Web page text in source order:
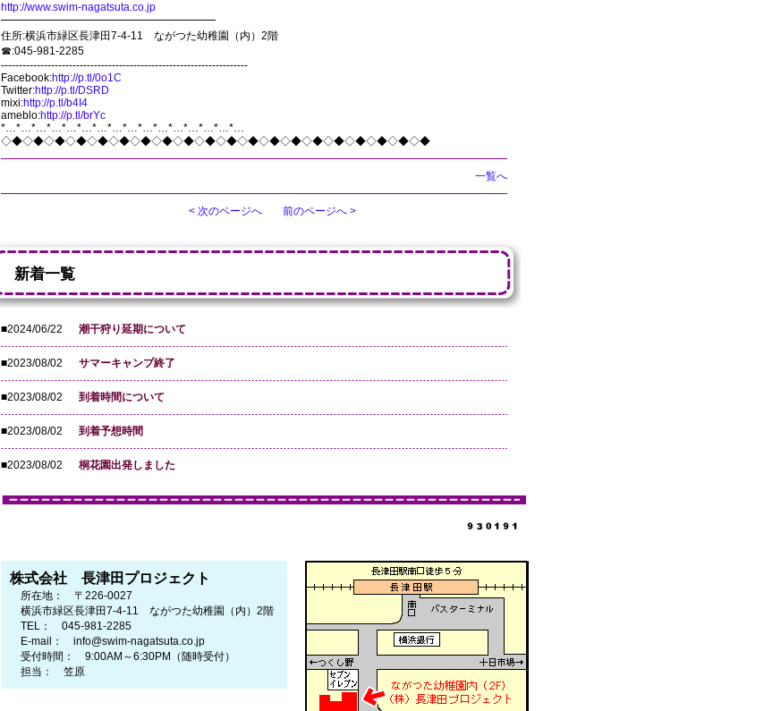
http://www.swim-nagatsuta.co.jp
━━━━━━━━━━━━━━━━━━━━
住所:横浜市緑区長津田7-4-11 ながつた幼稚園（内）2階
☎:045-981-2285
---------------------------------------------------------------------
Facebook:http://p.tl/0o1C
Twitter:http://p.tl/DSRD
mixi:http://p.tl/b4I4
ameblo:http://p.tl/brYc
*…*…*…*…*…*…*…*…*…*…*…*…*…*…*…*…
◇◆◇◆◇◆◇◆◇◆◇◆◇◆◇◆◇◆◇◆◇◆◇◆◇◆◇◆◇◆◇◆◇◆◇◆◇◆◇◆
一覧へ
< 次のページへ 前のページへ >
新着一覧
■2024/06/22 潮干狩り延期について
■2023/08/02 サマーキャンプ終了
■2023/08/02 到着時間について
■2023/08/02 到着予想時間
■2023/08/02 桐花園出発しました
株式会社 長津田プロジェクト
所在地： 〒226-0027
横浜市緑区長津田7-4-11 ながつた幼稚園（内）2階
TEL： 045-981-2285
E-mail： info@swim-nagatsuta.co.jp
受付時間： 9:00AM～6:30PM（随時受付）
担当： 笠原